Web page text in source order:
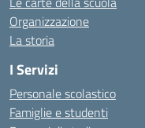
Organizzazione
La storia
I Servizi
Personale scolastico
Famiglie e studenti